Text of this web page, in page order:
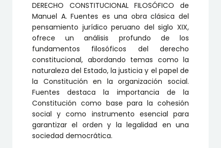
DERECHO CONSTITUCIONAL FILOSÓFICO de
Manuel A. Fuentes es una obra clásica del
pensamiento jurídico peruano del siglo XIX,
ofrece un análisis profundo de los
fundamentos filosóficos del derecho
constitucional, abordando temas como la
naturaleza del Estado, la justicia y el papel de
la Constitución en la organización social.
Fuentes destaca la importancia de la
Constitución como base para la cohesión
social y como instrumento esencial para
garantizar el orden y la legalidad en una
sociedad democrática.